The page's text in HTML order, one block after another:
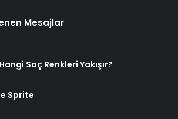
Mesajlar
Saç Renkleri Yakışır?
Sprite